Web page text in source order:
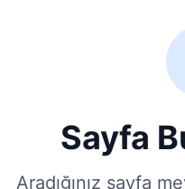
Sayfa
Aradığınız sayfa